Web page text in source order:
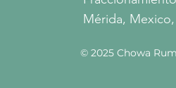
Mérida, Mexico,
© 2025 Chowa